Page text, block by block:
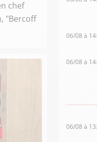
chef
"Bercoff
06/08 à
06/08 à
06/08 à